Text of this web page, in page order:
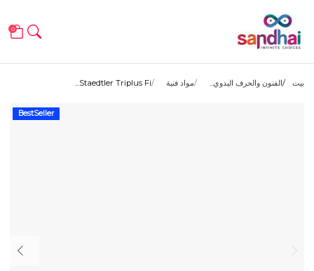
0
بيت الفنون والحرف اليدوي... مواد فنية Staedtler Triplus Fi...
BestSeller